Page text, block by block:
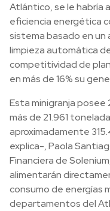
Atlántico, se le habría
eficiencia energética
sistema basado en
limpieza automática
competitividad de
en más de 16% su
Esta minigranja posee
más de 21.961
aproximadamente
explica-, Paola
Financiera de
alimentarán
consumo de energías
departamentos del